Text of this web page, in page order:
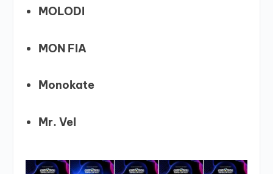
MOLODI
MON FIA
Monokate
Mr. Vel